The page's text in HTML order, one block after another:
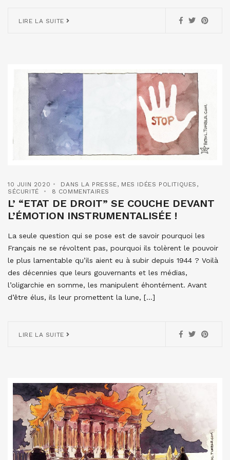
LIRE LA SUITE
10 JUIN 2020 DANS LA PRESSE, MES IDÉES POLITIQUES ,
SÉCURITÉ
8 COMMENTAIRES
L’ “ETAT DE DROIT” SE COUCHE DEVANT
L’ÉMOTION INSTRUMENTALISÉE !
La seule question qui se pose est de savoir pourquoi les
Français ne se révoltent pas, pourquoi ils tolèrent le pouvoir
le plus lamentable qu’ils aient eu à subir depuis 1944 ? Voilà
des décennies que leurs gouvernants et les médias,
l’oligarchie en somme, les manipulent éhontément. Avant
d’être élus, ils leur promettent la lune, […]
LIRE LA SUITE